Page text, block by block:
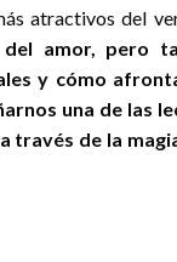
atractivos del
amor, pero
y cómo
una de las
través de la